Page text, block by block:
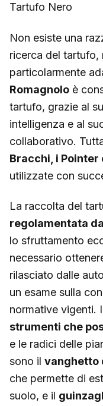
Tartufo Nero
Non esiste una
ricerca del tartufo,
particolarmente
Romagnolo è
tartufo, grazie al
intelligenza e al
collaborativo.
Bracchi, i Pointer
utilizzate con
La raccolta del
regolamentata
lo sfruttamento
necessario
rilasciato dalle
un esame sulla
normative vigenti.
strumenti che
e le radici delle
sono il vanghetto
che permette di
suolo, e il